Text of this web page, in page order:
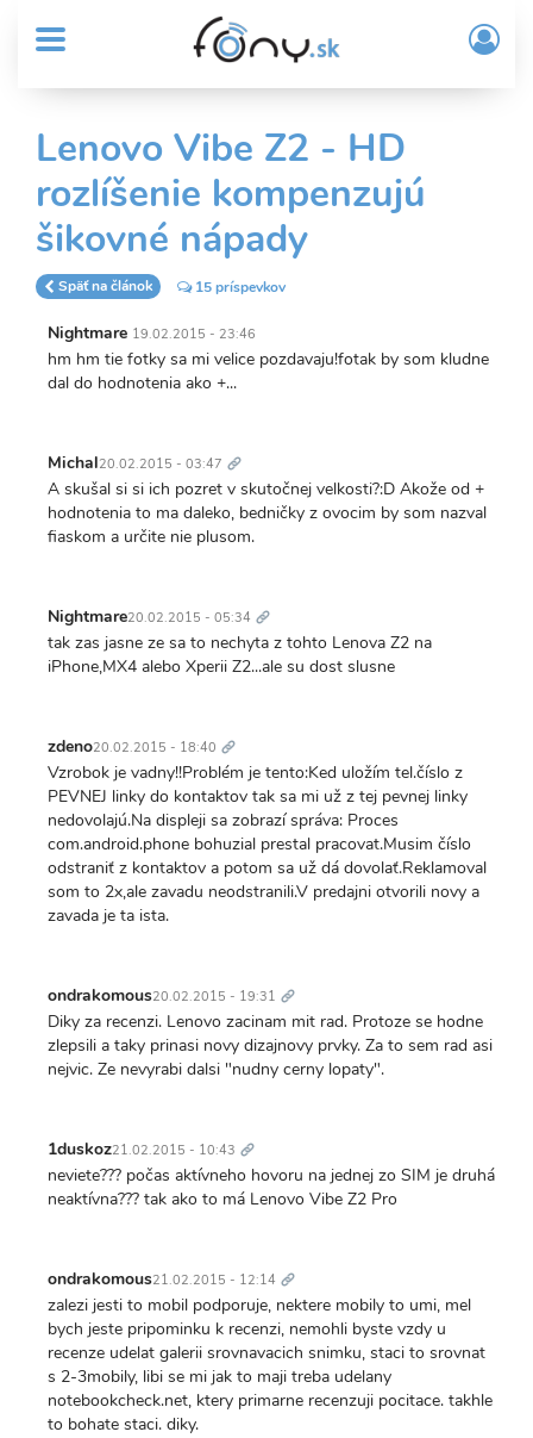
obsah
MENU
Sub
Header
menu
User
account
menu
/
Lenovo Vibe Z2 - HD
rozlíšenie kompenzujú
šikovné nápady
Späť na článok 15 príspevkov
Nightmare 19.02.2015 - 23:46
hm hm tie fotky sa mi velice pozdavaju!fotak by som kludne
dal do hodnotenia ako +...
Michal20.02.2015 - 03:47 odkaz
A skušal si si ich pozret v skutočnej velkosti?:D Akože od +
hodnotenia to ma daleko, bedničky z ovocim by som nazval
fiaskom a určite nie plusom.
Nightmare20.02.2015 - 05:34 odkaz
tak zas jasne ze sa to nechyta z tohto Lenova Z2 na
iPhone,MX4 alebo Xperii Z2...ale su dost slusne
zdeno20.02.2015 - 18:40 odkaz
Vzrobok je vadny!!Problém je tento:Ked uložím tel.číslo z
PEVNEJ linky do kontaktov tak sa mi už z tej pevnej linky
nedovolajú.Na displeji sa zobrazí správa: Proces
com.android.phone bohuzial prestal pracovat.Musim číslo
odstraniť z kontaktov a potom sa už dá dovolať.Reklamoval
som to 2x,ale zavadu neodstranili.V predajni otvorili novy a
zavada je ta ista.
ondrakomous20.02.2015 - 19:31 odkaz
Diky za recenzi. Lenovo zacinam mit rad. Protoze se hodne
zlepsili a taky prinasi novy dizajnovy prvky. Za to sem rad asi
nejvic. Ze nevyrabi dalsi "nudny cerny lopaty".
1duskoz21.02.2015 - 10:43 odkaz
neviete??? počas aktívneho hovoru na jednej zo SIM je druhá
neaktívna??? tak ako to má Lenovo Vibe Z2 Pro
ondrakomous21.02.2015 - 12:14 odkaz
zalezi jesti to mobil podporuje, nektere mobily to umi, mel
bych jeste pripominku k recenzi, nemohli byste vzdy u
recenze udelat galerii srovnavacich snimku, staci to srovnat
s 2-3mobily, libi se mi jak to maji treba udelany
notebookcheck.net, ktery primarne recenzuji pocitace. takhle
to bohate staci. diky.